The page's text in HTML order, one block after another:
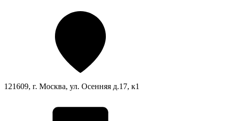
121609, г. Москва, ул. Осенняя д.17, к1